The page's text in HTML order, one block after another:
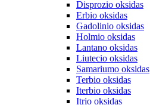
Disprozio oksidas
Erbio oksidas
Gadolinio oksidas
Holmio oksidas
Lantano oksidas
Liutecio oksidas
Samariumo oksidas
Terbio oksidas
Iterbio oksidas
Itrio oksidas